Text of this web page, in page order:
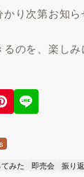
り次第お知ら
のを、楽しみ
みた 即売会 振り